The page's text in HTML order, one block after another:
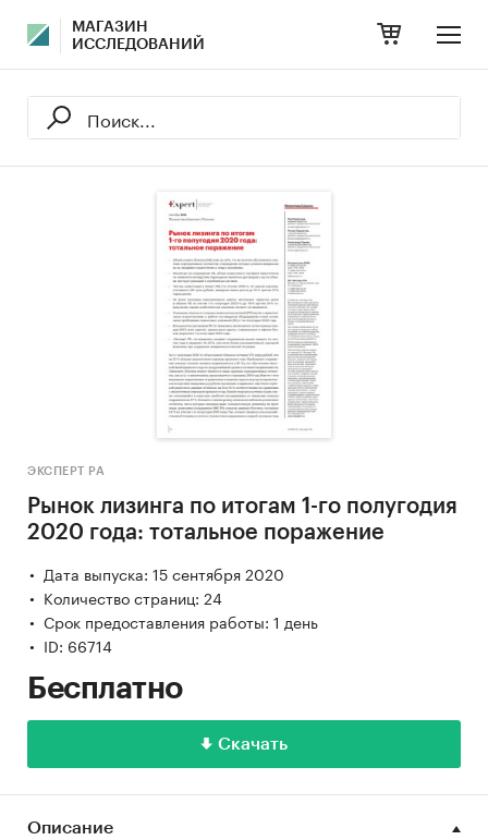
МАГАЗИН
ИССЛЕДОВАНИЙ
ЭКСПЕРТ РА
Рынок лизинга по итогам 1-го полугодия
2020 года: тотальное поражение
Дата выпуска: 15 сентября 2020
Количество страниц: 24
Срок предоставления работы: 1 день
ID: 66714
Бесплатно
Скачать
Описание